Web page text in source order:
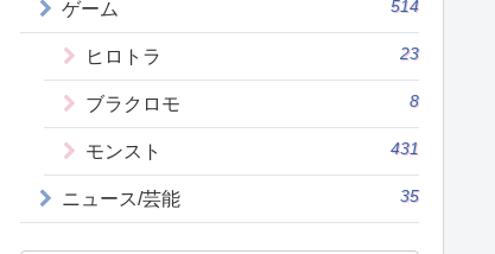
ゲーム 514
ヒロトラ 23
ブラクロモ 8
モンスト 431
ニュース/芸能 35